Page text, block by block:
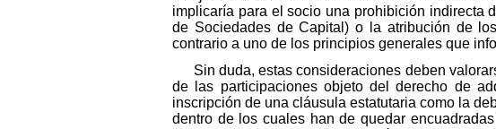
implicaría para el socio una prohibición indirecta
de Sociedades de Capital) o la atribución de
contrario a uno de los principios generales que
Sin duda, estas consideraciones deben
de las participaciones objeto del derecho de
inscripción de una cláusula estatutaria como la
dentro de los cuales han de quedar